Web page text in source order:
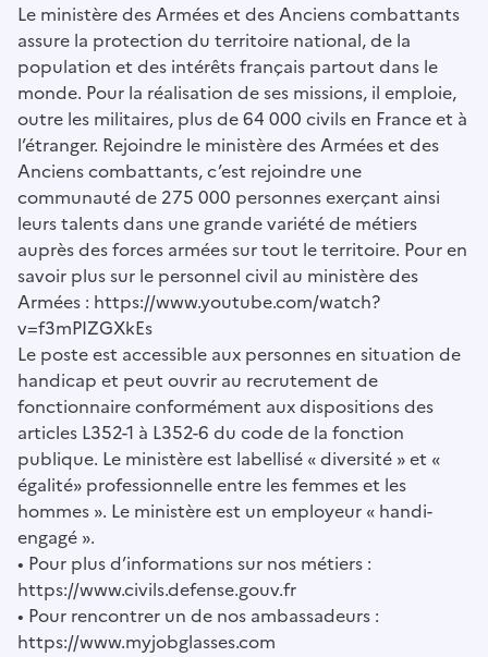
Le ministère des Armées et des Anciens combattants
assure la protection du territoire national, de la
population et des intérêts français partout dans le
monde. Pour la réalisation de ses missions, il emploie,
outre les militaires, plus de 64 000 civils en France et à
l’étranger. Rejoindre le ministère des Armées et des
Anciens combattants, c’est rejoindre une
communauté de 275 000 personnes exerçant ainsi
leurs talents dans une grande variété de métiers
auprès des forces armées sur tout le territoire. Pour en
savoir plus sur le personnel civil au ministère des
Armées : https://www.youtube.com/watch?
v=f3mPIZGXkEs
Le poste est accessible aux personnes en situation de
handicap et peut ouvrir au recrutement de
fonctionnaire conformément aux dispositions des
articles L352-1 à L352-6 du code de la fonction
publique. Le ministère est labellisé « diversité » et «
égalité» professionnelle entre les femmes et les
hommes ». Le ministère est un employeur « handi-
engagé ».
• Pour plus d’informations sur nos métiers :
https://www.civils.defense.gouv.fr
• Pour rencontrer un de nos ambassadeurs :
https://www.myjobglasses.com